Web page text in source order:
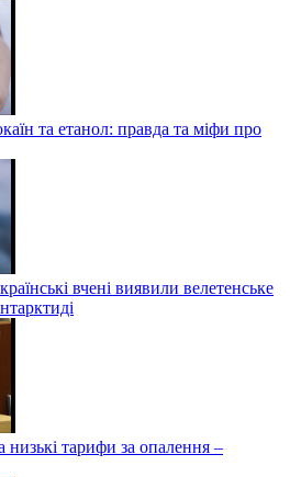
та етанол: правда та міфи про
вчені виявили велетенське
низькі тарифи за опалення –